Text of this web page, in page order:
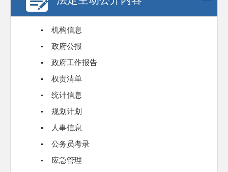
机构信息
政府公报
政府工作报告
权责清单
统计信息
规划计划
人事信息
公务员考录
应急管理